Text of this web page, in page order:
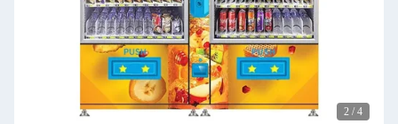
2 / 4